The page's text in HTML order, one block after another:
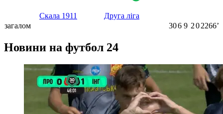
Скала 1911 Друга ліга
загалом 306 9 202266ʼ
Новини на футбол 24